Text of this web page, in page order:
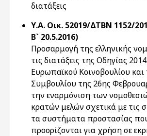
διατάξεις
Υ.Α. Οικ. 52019/ΔΤΒΝ 1152/
Β` 20.5.2016)
Προσαρμογή της ελληνικής
τις διατάξεις της Οδηγίας
Ευρωπαϊκού Κοινοβουλίου και
Συμβουλίου της 26ης
την εναρμόνιση των
κρατών μελών σχετικά με τις
τα συστήματα προστασίας
προορίζονται για χρήση σε